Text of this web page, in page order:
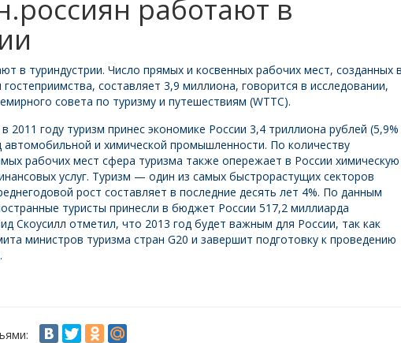
работают в
в туриндустрии. Число прямых и косвенных рабочих мест, созданных
составляет 3,9 миллиона, говорится в исследовании,
совета по туризму и путешествиям (WTTC).
2011 году туризм принес экономике России 3,4 триллиона рублей (5,9%
и химической промышленности. По количеству
рабочих мест сфера туризма также опережает в России химическую
услуг. Туризм — один из самых быстрорастущих секторов
рост составляет в последние десять лет 4%. По данным
туристы принесли в бюджет России 517,2 миллиарда
Скоусилл отметил, что 2013 год будет важным для России, так как
министров туризма стран G20 и завершит подготовку к проведению